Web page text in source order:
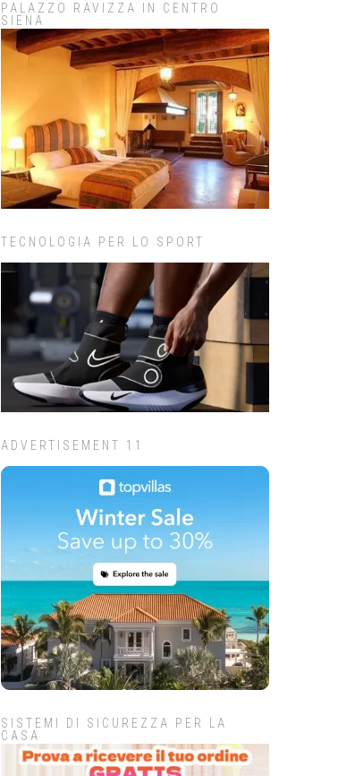
PALAZZO RAVIZZA IN CENTRO
SIENA
TECNOLOGIA PER LO SPORT
ADVERTISEMENT 11
SISTEMI DI SICUREZZA PER LA
CASA